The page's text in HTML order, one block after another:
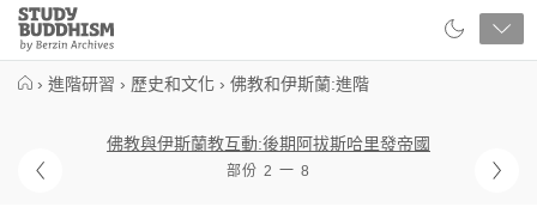
Close
Study
Buddhism
› 進階研習 › 歷史和文化 › 佛教和伊斯蘭:進階
佛教與伊斯蘭教互動:後期阿拔斯哈里發帝國
部份 2 一 8